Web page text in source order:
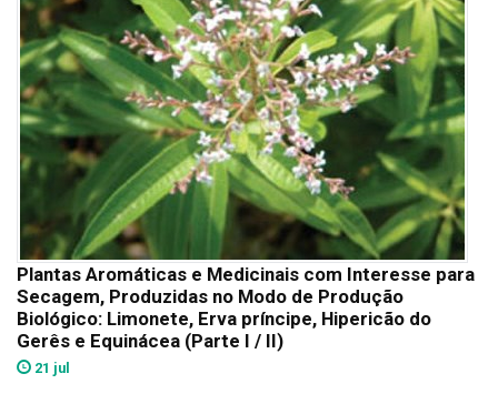
Plantas Aromáticas e Medicinais com Interesse para
Secagem, Produzidas no Modo de Produção
Biológico: Limonete, Erva príncipe, Hipericão do
Gerês e Equinácea (Parte I / II)
21 jul